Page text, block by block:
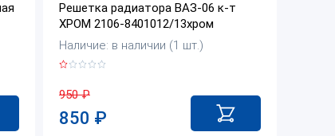
Решетка радиатора ВАЗ-06 к-т
ХРОМ 2106-8401012/13хром
Наличие: в наличии (1 шт.)
950₽
850 ₽